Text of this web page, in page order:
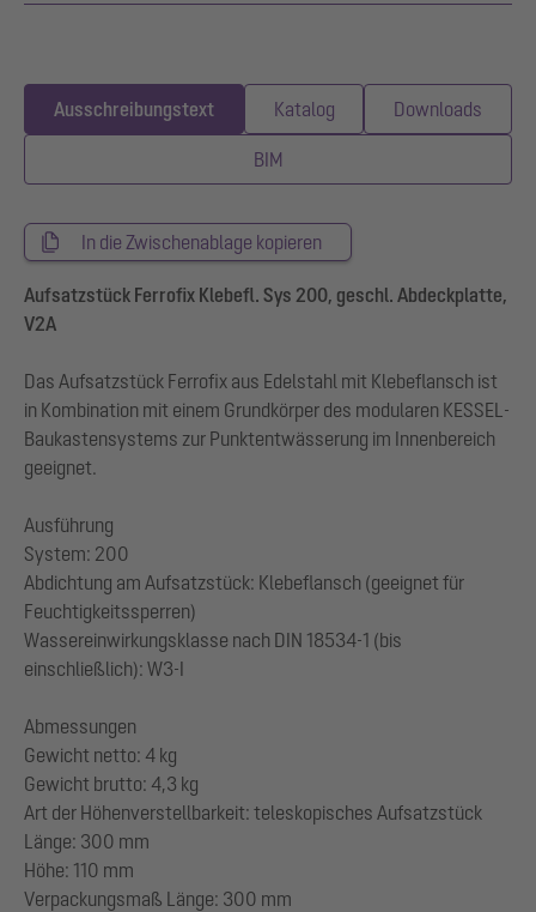
Ausschreibungstext Katalog Downloads
BIM
In die Zwischenablage kopieren
Aufsatzstück Ferrofix Klebefl. Sys 200, geschl. Abdeckplatte,
V2A
Das Aufsatzstück Ferrofix aus Edelstahl mit Klebeflansch ist
in Kombination mit einem Grundkörper des modularen KESSEL-
Baukastensystems zur Punktentwässerung im Innenbereich
geeignet.
Ausführung
System: 200
Abdichtung am Aufsatzstück: Klebeflansch (geeignet für
Feuchtigkeitssperren)
Wassereinwirkungsklasse nach DIN 18534-1 (bis
einschließlich): W3-I
Abmessungen
Gewicht netto: 4 kg
Gewicht brutto: 4,3 kg
Art der Höhenverstellbarkeit: teleskopisches Aufsatzstück
Länge: 300 mm
Höhe: 110 mm
Verpackungsmaß Länge: 300 mm